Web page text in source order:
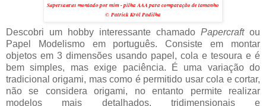
Supersaurus montado por mim - pilha AAA para comparação de tamanho
© Patrick Król Padilha
Descobri um hobby interessante chamado Papercraft ou
Papel Modelismo em português. Consiste em montar
objetos em 3 dimensões usando papel, cola e tesoura e é
bem simples, mas exige paciência. É uma variação do
tradicional origami, mas como é permitido usar cola e cortar,
não se considera origami, no entanto permite realizar
modelos mais detalhados, tridimensionais e